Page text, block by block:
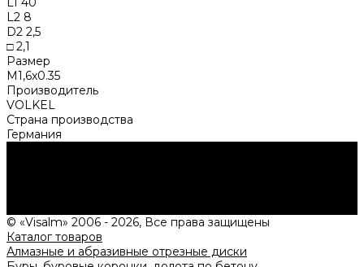
L2 8
D2 2,5
□ 2,1
Размер
M1,6x0.35
Производитель
VOLKEL
Страна производства
Германия
© «Visalm» 2006 - 2026, Все права защищены
Каталог товаров
Алмазные и абразивные отрезные диски